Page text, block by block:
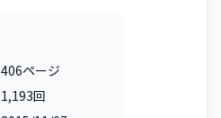
406ページ
1,193回